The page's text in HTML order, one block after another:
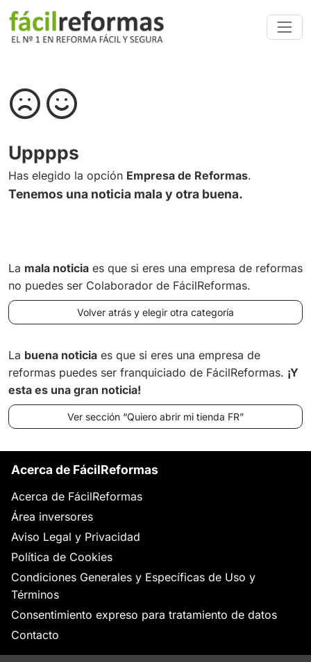
Upppps
Has elegido la opción Empresa de Reformas.
Tenemos una noticia mala y otra buena.
La mala noticia es que si eres una empresa de reformas
no puedes ser Colaborador de FácilReformas.
Volver atrás y elegir otra categoría
La buena noticia es que si eres una empresa de
reformas puedes ser franquiciado de FácilReformas. ¡Y
esta es una gran noticia!
Ver sección “Quiero abrir mi tienda FR”
Acerca de FácilReformas
Acerca de FácilReformas
Área inversores
Aviso Legal y Privacidad
Política de Cookies
Condiciones Generales y Específicas de Uso y
Términos
Consentimiento expreso para tratamiento de datos
Contacto